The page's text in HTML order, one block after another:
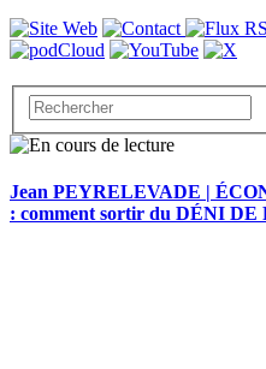
Jean PEYRELEVADE |
: comment sortir du DÉNI DE